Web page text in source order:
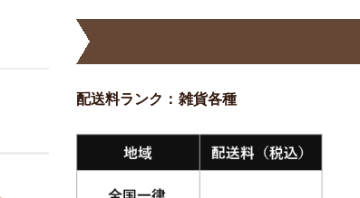
配送料ランク：雑貨各種